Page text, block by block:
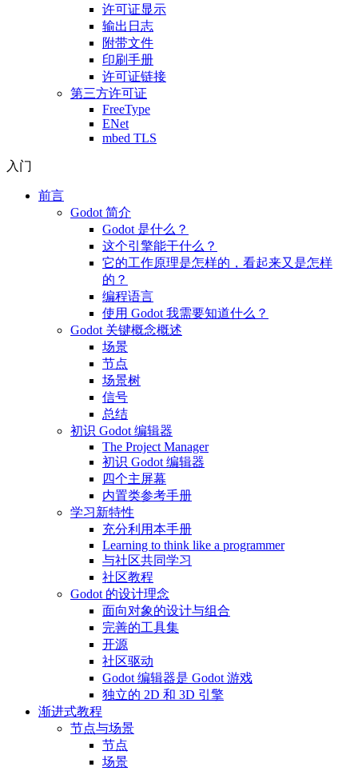
许可证显示
输出日志
附带文件
印刷手册
许可证链接
第三方许可证
FreeType
ENet
mbed TLS
入门
前言
Godot 简介
Godot 是什么？
这个引擎能干什么？
它的工作原理是怎样的，看起来又是怎样
的？
编程语言
使用 Godot 我需要知道什么？
Godot 关键概念概述
场景
节点
场景树
信号
总结
初识 Godot 编辑器
The Project Manager
初识 Godot 编辑器
四个主屏幕
内置类参考手册
学习新特性
充分利用本手册
Learning to think like a programmer
与社区共同学习
社区教程
Godot 的设计理念
面向对象的设计与组合
完善的工具集
开源
社区驱动
Godot 编辑器是 Godot 游戏
独立的 2D 和 3D 引擎
渐进式教程
节点与场景
节点
场景